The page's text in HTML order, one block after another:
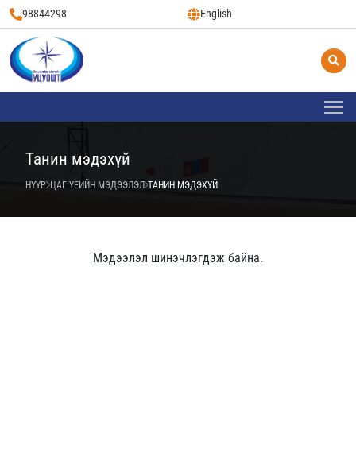
98844298 English
Танин мэдэхүй
НҮҮР ЦАГ ҮЕИЙН МЭДЭЭЛЭЛ ТАНИН МЭДЭХҮЙ
Мэдээлэл шинэчлэгдэж байна.